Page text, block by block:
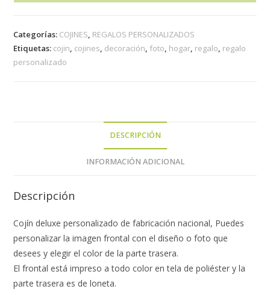
Categorías: COJINES, REGALOS PERSONALIZADOS
Etiquetas: cojin, cojines, decoración, foto, hogar, regalo, regalo
personalizado
DESCRIPCIÓN
INFORMACIÓN ADICIONAL
Descripción
Cojín deluxe personalizado de fabricación nacional, Puedes
personalizar la imagen frontal con el diseño o foto que
desees y elegir el color de la parte trasera.
El frontal está impreso a todo color en tela de poliéster y la
parte trasera es de loneta.